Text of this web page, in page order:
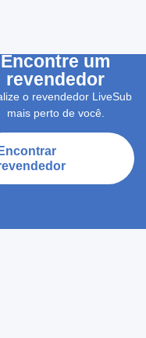
Encontre um
revendedor
o revendedor LiveSub
mais perto de você.
Encontrar